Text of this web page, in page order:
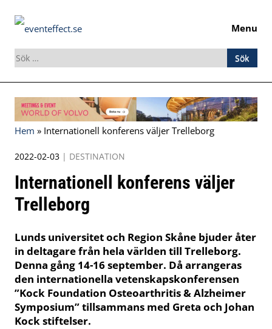
Menu
Sök
efter:
Skip
to
content
Hem » Internationell konferens väljer Trelleborg
2022-02-03 | DESTINATION
Internationell konferens väljer
Trelleborg
Lunds universitet och Region Skåne bjuder åter
in deltagare från hela världen till Trelleborg.
Denna gång 14-16 september. Då arrangeras
den internationella vetenskapskonferensen
”Kock Foundation Osteoarthritis & Alzheimer
Symposium” tillsammans med Greta och Johan
Kock stiftelser.